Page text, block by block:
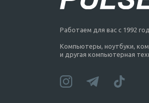
Работаем для вас с 1992
Компьютеры, ноутбуки,
и другая компьютерная